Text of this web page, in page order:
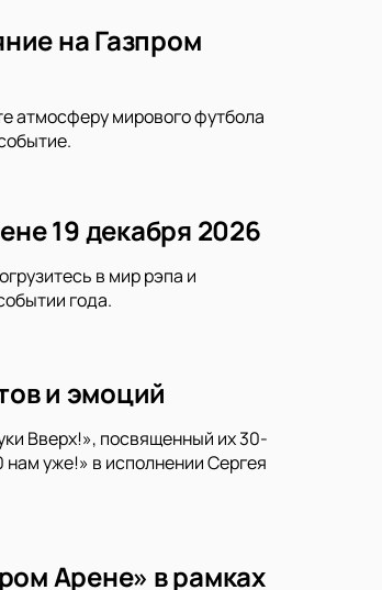
на Газпром
атмосферу мирового футбола
19 декабря 2026
в мир рэпа и
года.
и эмоций
Вверх!», посвященный их 30-
уже!» в исполнении Сергея
Арене» в рамках